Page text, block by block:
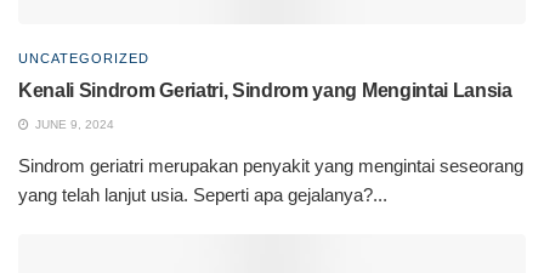
UNCATEGORIZED
Kenali Sindrom Geriatri, Sindrom yang Mengintai Lansia
JUNE 9, 2024
Sindrom geriatri merupakan penyakit yang mengintai seseorang
yang telah lanjut usia. Seperti apa gejalanya?...